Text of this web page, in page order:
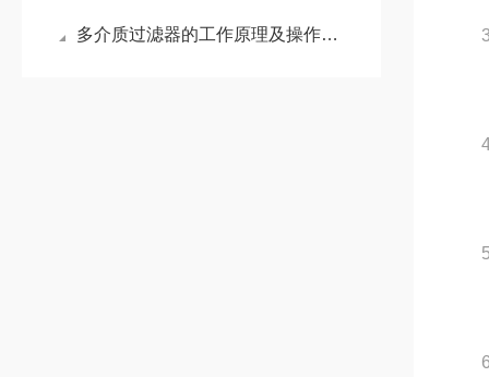
多介质过滤器的工作原理及操作日常维护 3.
4.
5.
6.